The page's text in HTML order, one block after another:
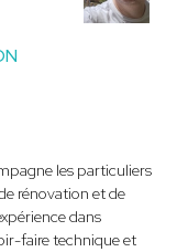
les particuliers
rénovation et de
dans
faire technique et